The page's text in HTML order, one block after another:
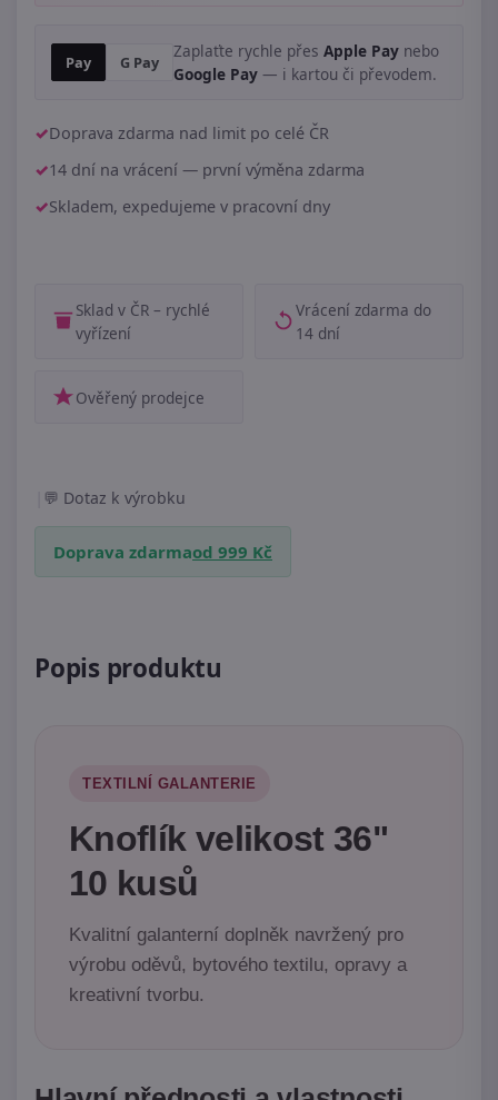
Pay G Pay
Zaplaťte rychle přes Apple Pay nebo
Google Pay — i kartou či převodem.
Doprava zdarma nad limit po celé ČR
14 dní na vrácení — první výměna zdarma
Skladem, expedujeme v pracovní dny
Sklad v ČR – rychlé
vyřízení
Vrácení zdarma do
14 dní
Ověřený prodejce
Dotaz k výrobku
Doprava zdarmaod 999 Kč
Popis produktu
TEXTILNÍ GALANTERIE
Knoflík velikost 36"
10 kusů
Kvalitní galanterní doplněk navržený pro
výrobu oděvů, bytového textilu, opravy a
kreativní tvorbu.